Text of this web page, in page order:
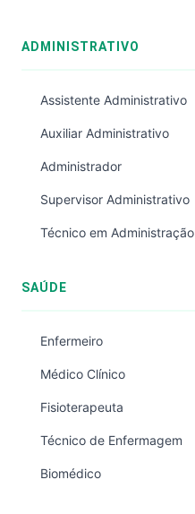
ADMINISTRATIVO
Assistente Administrativo
Auxiliar Administrativo
Administrador
Supervisor Administrativo
Técnico em Administração
SAÚDE
Enfermeiro
Médico Clínico
Fisioterapeuta
Técnico de Enfermagem
Biomédico